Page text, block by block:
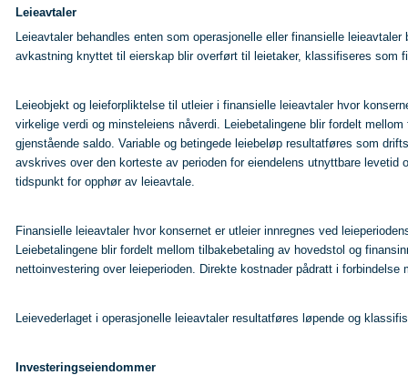
Leieavtaler
Leieavtaler behandles enten som operasjonelle eller finansielle
avkastning knyttet til eierskap blir overført til leietaker, klassifiseres som
Leieobjekt og leieforpliktelse til utleier i finansielle leieavtaler hvor
virkelige verdi og minsteleiens nåverdi. Leiebetalingene blir fordelt
gjenstående saldo. Variable og betingede leiebeløp resultatføres som
avskrives over den korteste av perioden for eiendelens utnyttbare
tidspunkt for opphør av leieavtale.
Finansielle leieavtaler hvor konsernet er utleier innregnes ved
Leiebetalingene blir fordelt mellom tilbakebetaling av hovedstol og
nettoinvestering over leieperioden. Direkte kostnader pådratt i
Leievederlaget i operasjonelle leieavtaler resultatføres løpende og
Investeringseiendommer